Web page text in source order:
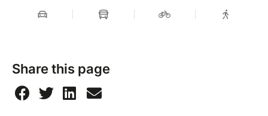
Share this page